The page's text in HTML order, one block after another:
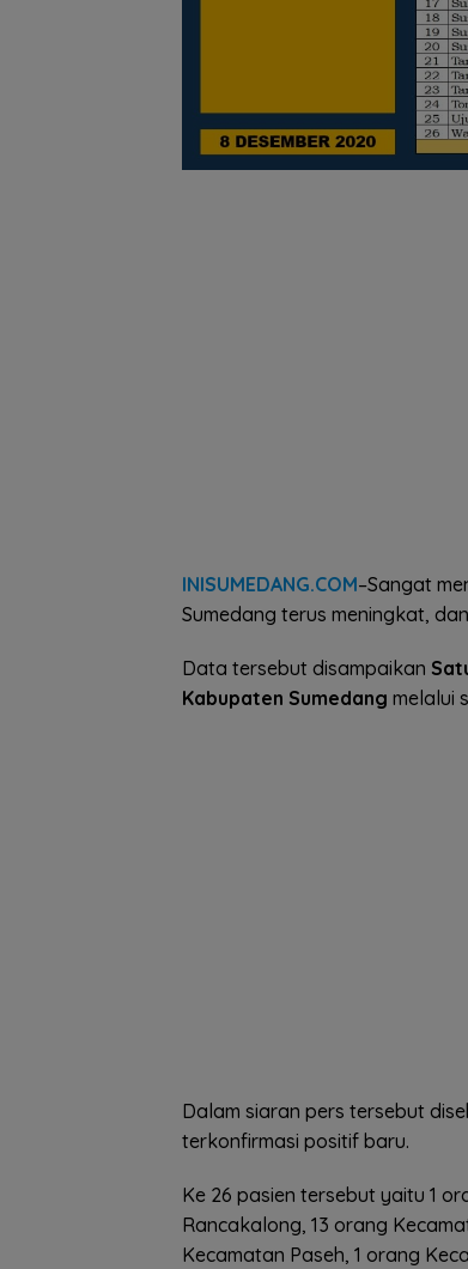
INISUMEDANG.COM–Sangat
Sumedang terus meningkat,
Data tersebut disampaikan
Kabupaten Sumedang melalui
Dalam siaran pers tersebut
terkonfirmasi positif baru.
Ke 26 pasien tersebut yaitu 1
Rancakalong, 13 orang
Kecamatan Paseh, 1 orang